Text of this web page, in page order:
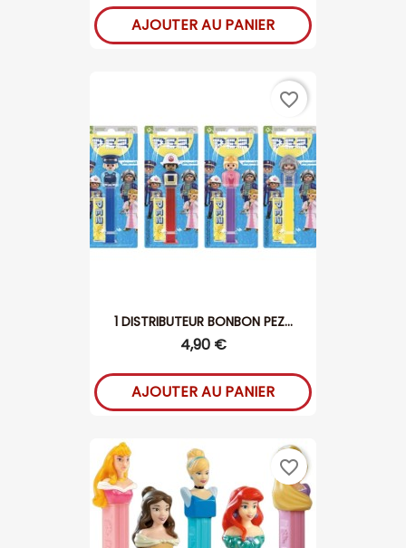
AJOUTER AU PANIER
1 DISTRIBUTEUR BONBON PEZ...
4,90 €
AJOUTER AU PANIER
favorite_border
favorite_border